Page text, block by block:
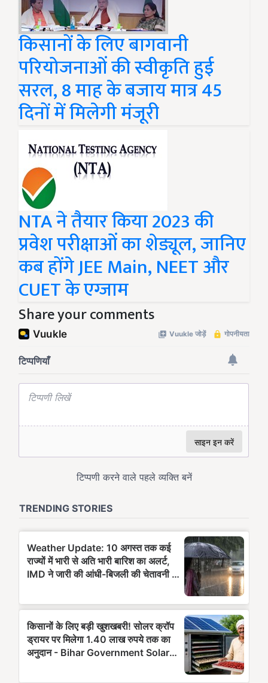
किसानों के लिए बागवानी
परियोजनाओं की स्वीकृति हुई
सरल, 8 माह के बजाय मात्र 45
दिनों में मिलेगी मंजूरी
NTA ने तैयार किया 2023 की
प्रवेश परीक्षाओं का शेड्यूल, जानिए
कब होंगे JEE Main, NEET और
CUET के एग्जाम
Share your comments